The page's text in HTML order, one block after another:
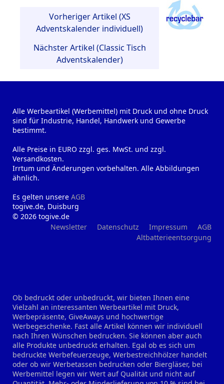
Vorheriger Artikel (XS
Adventskalender individuell)
Nächster Artikel (Classic Tisch
Adventskalender)
Alle Werbeartikel (Werbemittel) mit Druck und ohne Druck
sind für Industrie, Handel, Handwerk und Gewerbe
bestimmt.
Alle Preise in EURO zzgl. ges. MwSt. und zzgl.
Versandkosten.
Irrtum und Änderungen vorbehalten. Alle Abbildungen
ähnlich.
Es gelten unsere AGB
togive.de, Duisburg
© 2026 togive.de
Newsletter
Datenschutz Impressum
AGB
Altbatterieentsorgung
Ob bedruckt oder unbedruckt, wir bieten Ihnen eine
Vielzahl an interessanten Werbeartikel mit Druck,
Werbepräsente, GiveAways und hochwertige
Werbegeschenke. Fast alle Artikel können wir individuell
nach Ihren Wünschen bedrucken. Sie können aber auch
alle Produkte unbedruckt erhalten. Egal ob es sich um
bedruckte Werbefeuerzeuge, Werbestreichhölzer handelt
oder ob wir Werbetassen bedrucken oder Biergläser, bei
Werbemittel legen wir Wert auf Qualität und nicht auf